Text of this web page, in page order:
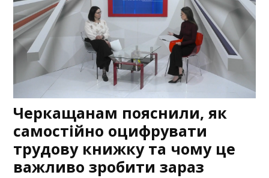
Черкащанам пояснили, як
самостійно оцифрувати
трудову книжку та чому це
важливо зробити зараз